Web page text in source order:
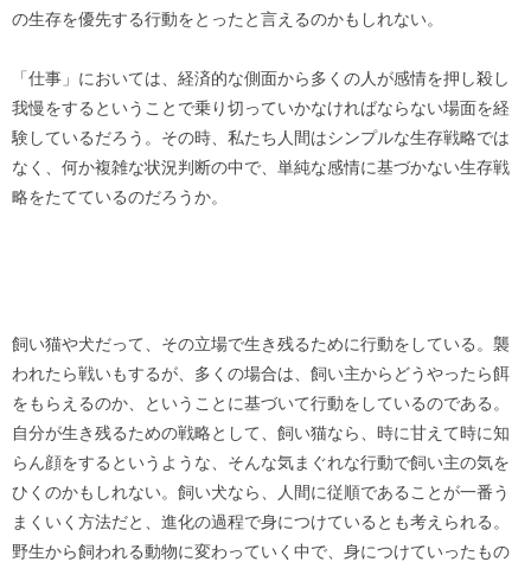
の生存を優先する行動をとったと言えるのかもしれない。
「仕事」においては、経済的な側面から多くの人が感情を押し殺し
我慢をするということで乗り切っていかなければならない場面を経
験しているだろう。その時、私たち人間はシンプルな生存戦略では
なく、何か複雑な状況判断の中で、単純な感情に基づかない生存戦
略をたてているのだろうか。
飼い猫や犬だって、その立場で生き残るために行動をしている。襲
われたら戦いもするが、多くの場合は、飼い主からどうやったら餌
をもらえるのか、ということに基づいて行動をしているのである。
自分が生き残るための戦略として、飼い猫なら、時に甘えて時に知
らん顔をするというような、そんな気まぐれな行動で飼い主の気を
ひくのかもしれない。飼い犬なら、人間に従順であることが一番う
まくいく方法だと、進化の過程で身につけているとも考えられる。
野生から飼われる動物に変わっていく中で、身につけていったもの